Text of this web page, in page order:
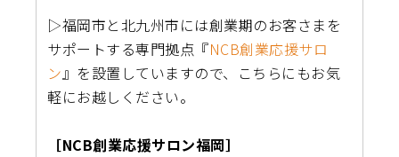
▷福岡市と北九州市には創業期のお客さまを
サポートする専門拠点『NCB創業応援サロ
ン』を設置していますので、こちらにもお気
軽にお越しください。
［NCB創業応援サロン福岡］